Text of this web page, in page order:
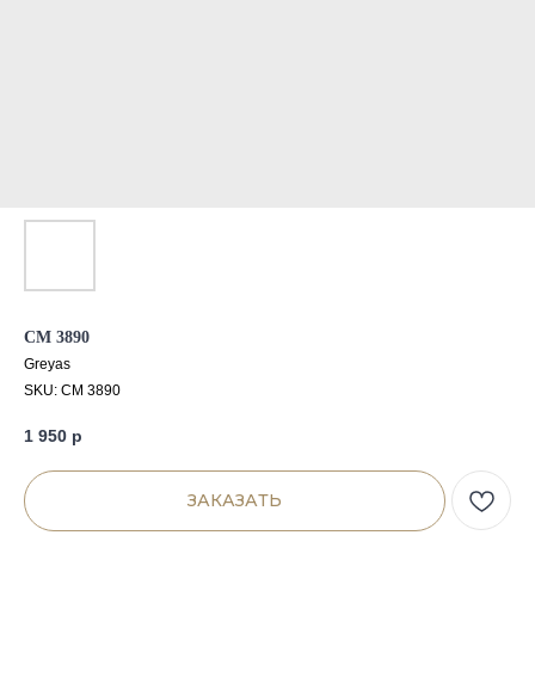
CM 3890
Greyas
SKU: CM 3890
1 950 р
ЗАКАЗАТЬ